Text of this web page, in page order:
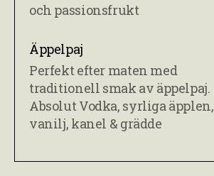
och passionsfrukt
Äppelpaj
Perfekt efter maten med
traditionell smak av äppelpaj.
Absolut Vodka, syrliga äpplen,
vanilj, kanel & grädde